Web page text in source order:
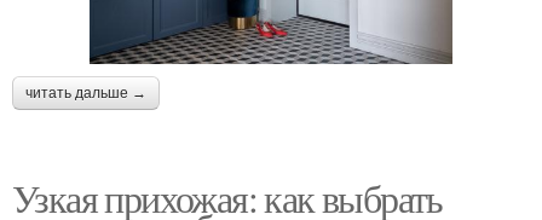
читать дальше →
Узкая прихожая: как выбрать